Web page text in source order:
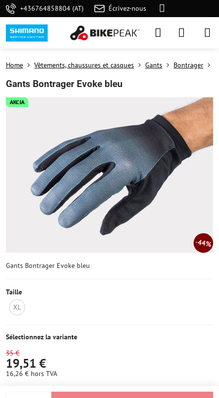
+436764858804 (AT) Écrivez-nous
AKCIA
44%
Home Vêtements, chaussures et casques Gants Bontrager
Gants Bontrager Evoke bleu
Gants Bontrager Evoke bleu
Taille
XL
STOCK
Sélectionnez la variante
35 €
19,51 €
16,26 € hors TVA